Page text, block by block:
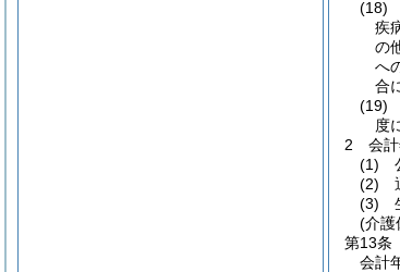
(18)
疾
の
へ
合
(19)
度
2
会
(1)
(2)
(3)
(介護
第13条
会計